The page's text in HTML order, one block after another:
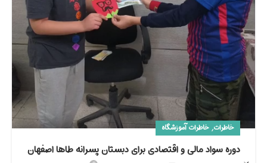
خاطرات, خاطرات آموزشگاه
دوره سواد مالی و اقتصادی برای دبستان پسرانه طاها اصفهان